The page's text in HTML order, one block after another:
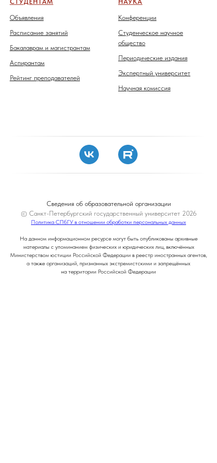
Объявления
Расписание занятий
Бакалаврам и магистрантам
Аспирантам
Рейтинг преподавателей
Конференции
Студенческое научное
общество
Периодические издания
Экспертный университет
Научная комиссия
Сведения об образовательной организации
© Санкт-Петербургский государственный университет 2026
Политика СПбГУ в отношении обработки персональных данных
На данном информационном ресурсе могут быть опубликованы архивные
материалы с упоминанием физических и юридических лиц, включённых
Министерством юстиции Российской Федерации в реестр иностранных агентов,
а также организаций, признанных экстремистскими и запрещённых
на территории Российской Федерации